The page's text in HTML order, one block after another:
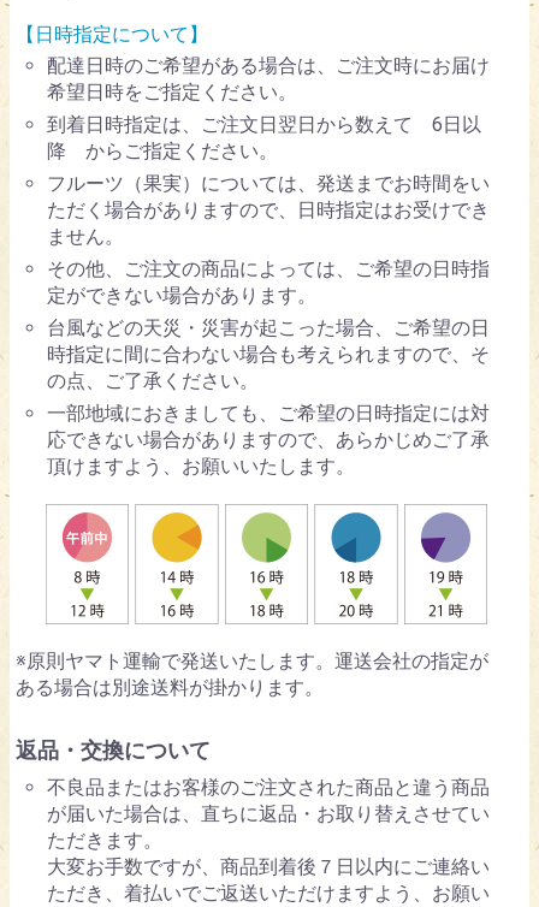
【日時指定について】
配達日時のご希望がある場合は、ご注文時にお届け
希望日時をご指定ください。
到着日時指定は、ご注文日翌日から数えて 6日以
降 からご指定ください。
フルーツ（果実）については、発送までお時間をい
ただく場合がありますので、日時指定はお受けでき
ません。
その他、ご注文の商品によっては、ご希望の日時指
定ができない場合があります。
台風などの天災・災害が起こった場合、ご希望の日
時指定に間に合わない場合も考えられますので、そ
の点、ご了承ください。
一部地域におきましても、ご希望の日時指定には対
応できない場合がありますので、あらかじめご了承
頂けますよう、お願いいたします。
※原則ヤマト運輸で発送いたします。運送会社の指定が
ある場合は別途送料が掛かります。
返品・交換について
不良品またはお客様のご注文された商品と違う商品
が届いた場合は、直ちに返品・お取り替えさせてい
ただきます。
大変お手数ですが、商品到着後７日以内にご連絡い
ただき、着払いでご返送いただけますよう、お願い